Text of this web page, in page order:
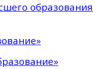
образования